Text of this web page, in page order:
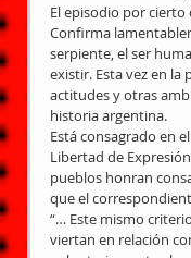
El episodio por
Confirma
serpiente, el ser
existir. Esta vez en la
actitudes y otras
historia argentina.
Está consagrado en
Libertad de
pueblos honran
que el
“… Este mismo
viertan en relación